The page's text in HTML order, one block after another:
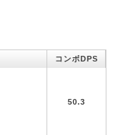
コンボDPS
50.3